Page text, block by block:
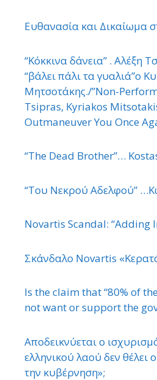
Ευθανασία και Δικαίωμα
“Κόκκινα δάνεια” . Αλέξη
“βάλει πάλι τα γυαλιά”ο
Μητσοτάκης./”Non-
Tsipras, Kyriakos
Outmaneuver You Once
“The Dead Brother”…
“Του Νεκρού Αδελφού”
Novartis Scandal: “Adding
Σκάνδαλο Novartis
Is the claim that “80% of
not want or support the
Αποδεικνύεται ο
ελληνικού λαού δεν θέλει
την κυβέρνηση»;